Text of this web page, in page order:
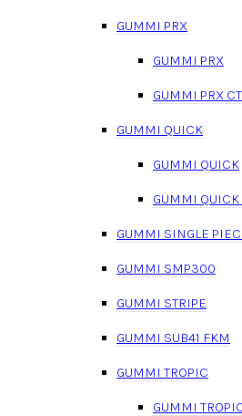
GUMMI PRX
GUMMI PRX
GUMMI PRX
GUMMI QUICK
GUMMI QUICK
GUMMI QUICK
GUMMI SINGLE
GUMMI SMP300
GUMMI STRIPE
GUMMI SUB41 FKM
GUMMI TROPIC
GUMMI